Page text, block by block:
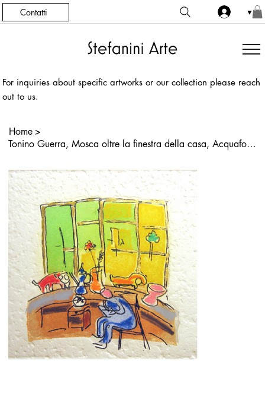
Contatti ▼
For inquiries about specific artworks or our collection please reach
out to us.
Home >
Tonino Guerra, Mosca oltre la finestra della casa, Acquaforte, Acquatinta